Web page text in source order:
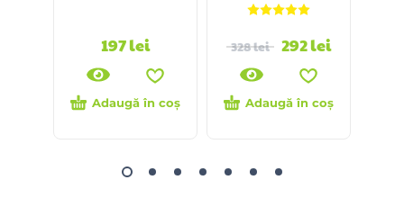
197lei
Adaugă în coș
328lei 292lei
Adaugă în coș